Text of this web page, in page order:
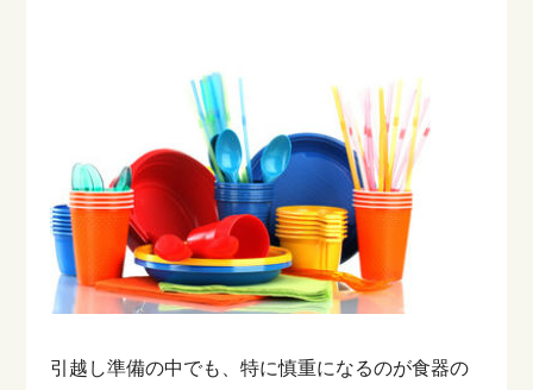
引越し準備の中でも、特に慎重になるのが食器の